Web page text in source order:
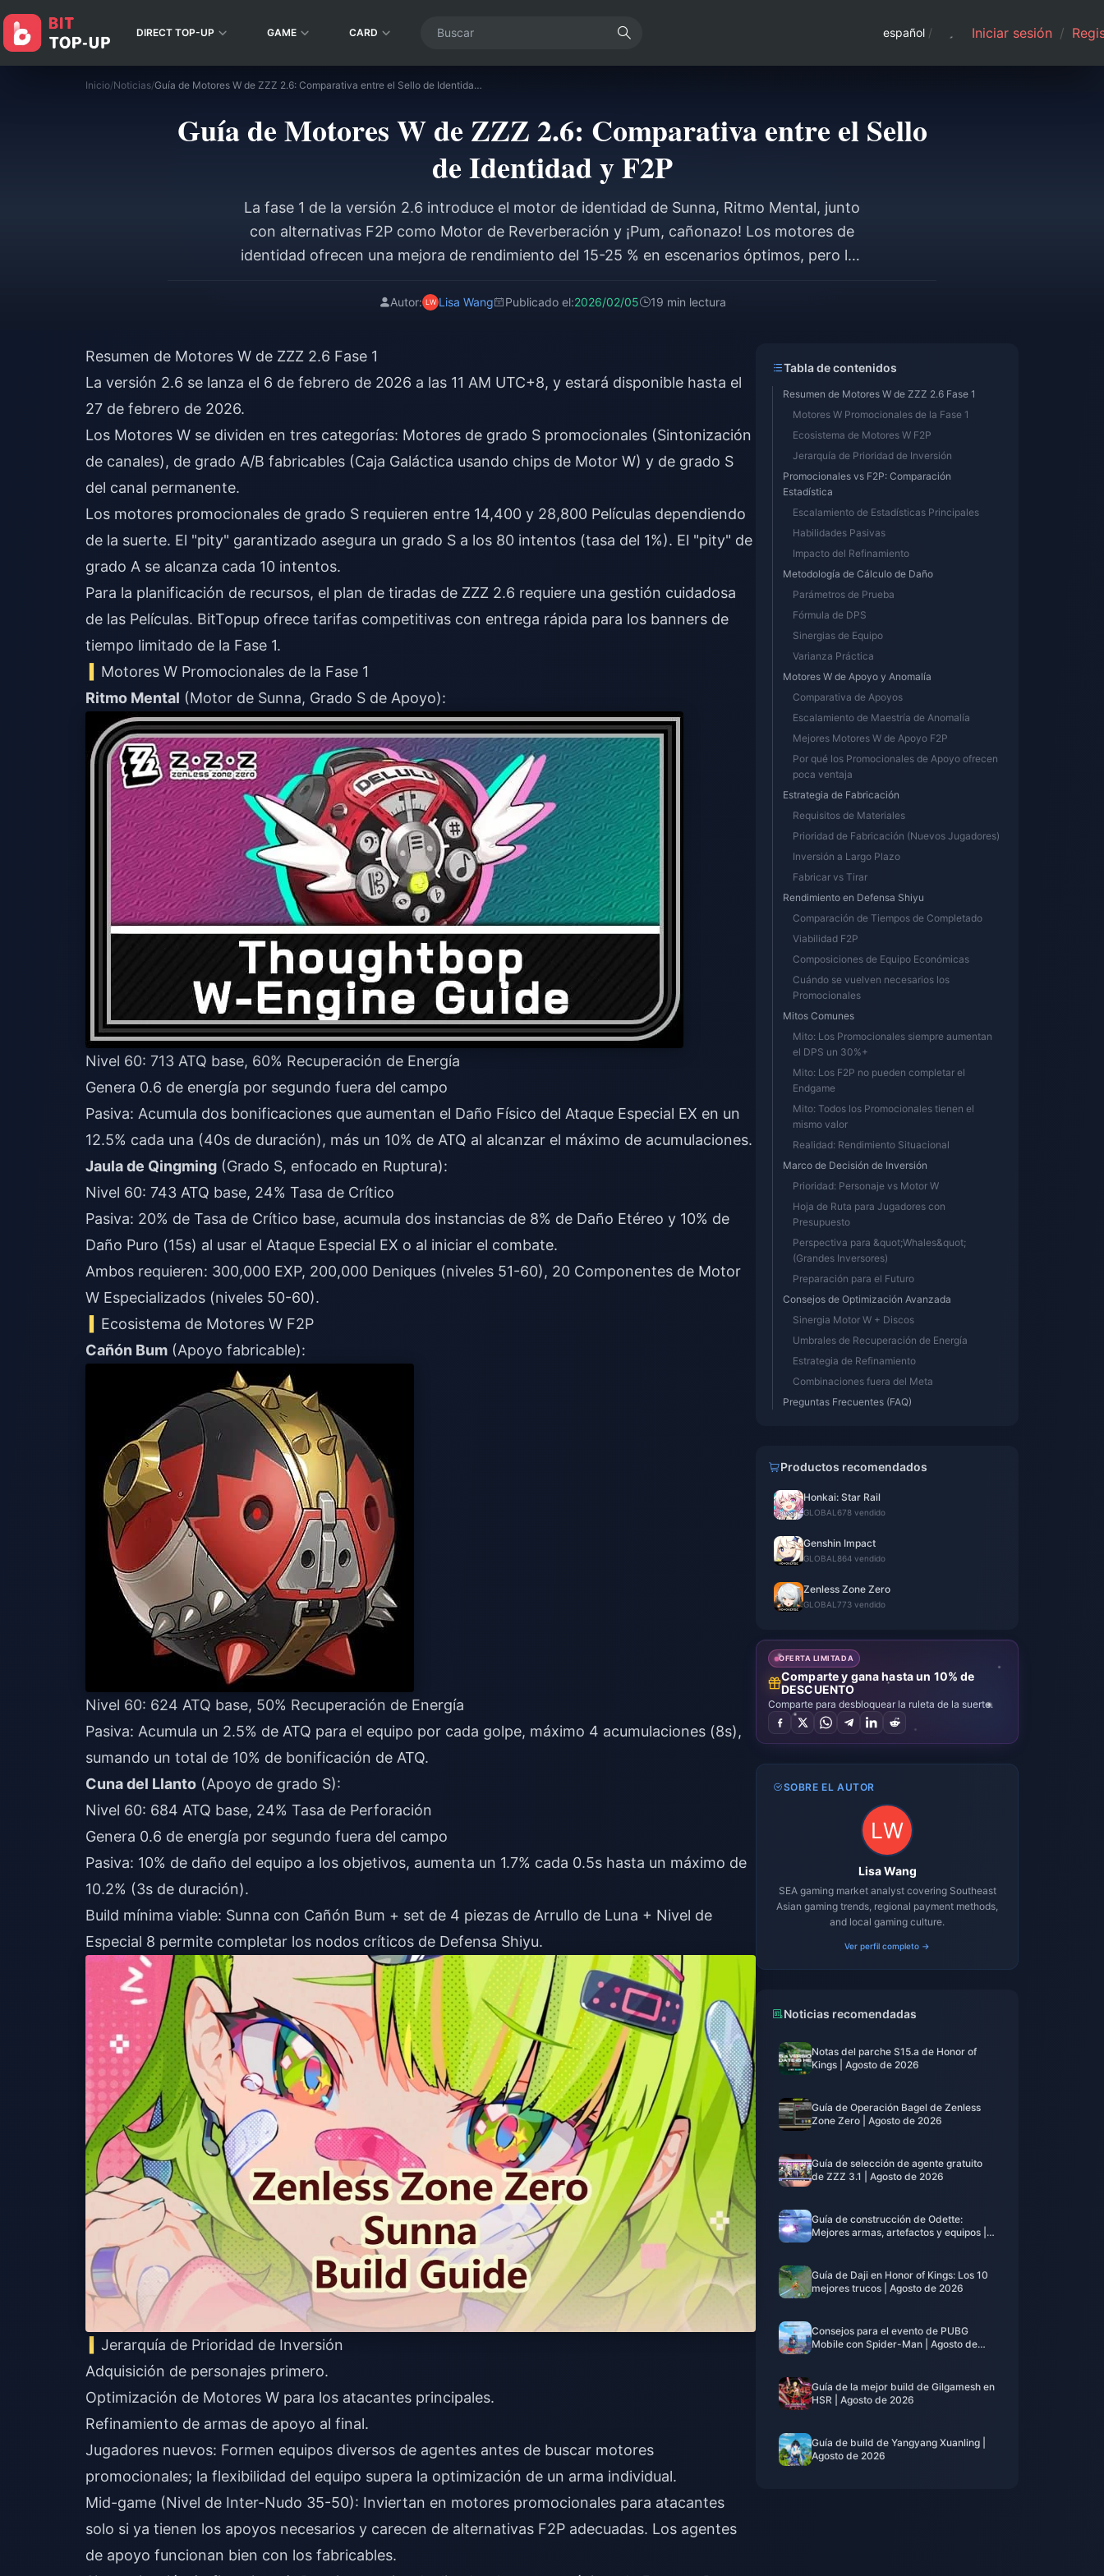
DIRECT TOP-UP GAME CARD español / Iniciar sesión /
Inicio/Noticias/ Guía de Motores W de ZZZ 2.6: Comparativa entre el Sello de Identidad y F2P
Guía de Motores W de ZZZ 2.6: Comparativa entre el Sello
de Identidad y F2P
La fase 1 de la versión 2.6 introduce el motor de identidad de Sunna, Ritmo Mental, junto
con alternativas F2P como Motor de Reverberación y ¡Pum, cañonazo! Los motores de
identidad ofrecen una mejora de rendimiento del 15-25 % en escenarios óptimos, pero las
composiciones de equipo adecuados.
Autor: Lisa Wang Publicado el:2026/02/05 19 min lectura
Resumen de Motores W de ZZZ 2.6 Fase 1
La versión 2.6 se lanza el 6 de febrero de 2026 a las 11 AM UTC+8, y estará disponible hasta el
27 de febrero de 2026.
Los Motores W se dividen en tres categorías: Motores de grado S promocionales (Sintonización
de canales), de grado A/B fabricables (Caja Galáctica usando chips de Motor W) y de grado S
del canal permanente.
Los motores promocionales de grado S requieren entre 14,400 y 28,800 Películas dependiendo
de la suerte. El "pity" garantizado asegura un grado S a los 80 intentos (tasa del 1%). El "pity" de
grado A se alcanza cada 10 intentos.
Para la planificación de recursos, el plan de tiradas de ZZZ 2.6 requiere una gestión cuidadosa
de las Películas. BitTopup ofrece tarifas competitivas con entrega rápida para los banners de
tiempo limitado de la Fase 1.
Motores W Promocionales de la Fase 1
Ritmo Mental (Motor de Sunna, Grado S de Apoyo):
Nivel 60: 713 ATQ base, 60% Recuperación de Energía
Genera 0.6 de energía por segundo fuera del campo
Pasiva: Acumula dos bonificaciones que aumentan el Daño Físico del Ataque Especial EX en un
12.5% cada una (40s de duración), más un 10% de ATQ al alcanzar el máximo de acumulaciones.
Jaula de Qingming (Grado S, enfocado en Ruptura):
Nivel 60: 743 ATQ base, 24% Tasa de Crítico
Pasiva: 20% de Tasa de Crítico base, acumula dos instancias de 8% de Daño Etéreo y 10% de
Daño Puro (15s) al usar el Ataque Especial EX o al iniciar el combate.
Ambos requieren: 300,000 EXP, 200,000 Deniques (niveles 51-60), 20 Componentes de Motor
W Especializados (niveles 50-60).
Ecosistema de Motores W F2P
Cañón Bum (Apoyo fabricable):
Nivel 60: 624 ATQ base, 50% Recuperación de Energía
Pasiva: Acumula un 2.5% de ATQ para el equipo por cada golpe, máximo 4 acumulaciones (8s),
sumando un total de 10% de bonificación de ATQ.
Cuna del Llanto (Apoyo de grado S):
Nivel 60: 684 ATQ base, 24% Tasa de Perforación
Genera 0.6 de energía por segundo fuera del campo
Pasiva: 10% de daño del equipo a los objetivos, aumenta un 1.7% cada 0.5s hasta un máximo de
10.2% (3s de duración).
Build mínima viable: Sunna con Cañón Bum + set de 4 piezas de Arrullo de Luna + Nivel de
Especial 8 permite completar los nodos críticos de Defensa Shiyu.
Jerarquía de Prioridad de Inversión
Adquisición de personajes primero.
Optimización de Motores W para los atacantes principales.
Refinamiento de armas de apoyo al final.
Jugadores nuevos: Formen equipos diversos de agentes antes de buscar motores
promocionales; la flexibilidad del equipo supera la optimización de un arma individual.
Mid-game (Nivel de Inter-Nudo 35-50): Inviertan en motores promocionales para atacantes
solo si ya tienen los apoyos necesarios y carecen de alternativas F2P adecuadas. Los agentes
de apoyo funcionan bien con los fabricables.
Tabla de contenidos
Resumen de Motores W de ZZZ 2.6 Fase 1
Motores W Promocionales de la Fase 1
Ecosistema de Motores W F2P
Jerarquía de Prioridad de Inversión
Promocionales vs F2P: Comparación
Estadística
Escalamiento de Estadísticas Principales
Habilidades Pasivas
Impacto del Refinamiento
Metodología de Cálculo de Daño
Parámetros de Prueba
Fórmula de DPS
Sinergias de Equipo
Varianza Práctica
Motores W de Apoyo y Anomalía
Comparativa de Apoyos
Escalamiento de Maestría de Anomalía
Mejores Motores W de Apoyo F2P
Por qué los Promocionales de Apoyo ofrecen
poca ventaja
Estrategia de Fabricación
Requisitos de Materiales
Prioridad de Fabricación (Nuevos Jugadores)
Inversión a Largo Plazo
Fabricar vs Tirar
Rendimiento en Defensa Shiyu
Comparación de Tiempos de Completado
Viabilidad F2P
Composiciones de Equipo Económicas
Cuándo se vuelven necesarios los
Promocionales
Mitos Comunes
Mito: Los Promocionales siempre aumentan
el DPS un 30%+
Mito: Los F2P no pueden completar el
Endgame
Mito: Todos los Promocionales tienen el
mismo valor
Realidad: Rendimiento Situacional
Marco de Decisión de Inversión
Prioridad: Personaje vs Motor W
Hoja de Ruta para Jugadores con
Presupuesto
Perspectiva para &quot;Whales&quot;
(Grandes Inversores)
Preparación para el Futuro
Consejos de Optimización Avanzada
Sinergia Motor W + Discos
Umbrales de Recuperación de Energía
Estrategia de Refinamiento
Combinaciones fuera del Meta
Preguntas Frecuentes (FAQ)
Productos recomendados
Honkai: Star Rail
GLOBAL 678 vendido
Genshin Impact
GLOBAL 864 vendido
Zenless Zone Zero
GLOBAL 773 vendido
OFERTA LIMITADA
Comparte y gana hasta un 10% de
DESCUENTO
Comparte para desbloquear la ruleta de la suerte.
SOBRE EL AUTOR
Lisa Wang
SEA gaming market analyst covering Southeast
Asian gaming trends, regional payment methods,
and local gaming culture.
Ver perfil completo →
Noticias recomendadas
Notas del parche S15.a de Honor of
Kings | Agosto de 2026
Guía de Operación Bagel de Zenless
Zone Zero | Agosto de 2026
Guía de selección de agente gratuito
de ZZZ 3.1 | Agosto de 2026
Guía de construcción de Odette:
Mejores armas, artefactos y equipos |
Guía de Daji en Honor of Kings: Los 10
mejores trucos | Agosto de 2026
Consejos para el evento de PUBG
Mobile con Spider-Man | Agosto de
Guía de la mejor build de Gilgamesh en
HSR | Agosto de 2026
Guía de build de Yangyang Xuanling |
Agosto de 2026